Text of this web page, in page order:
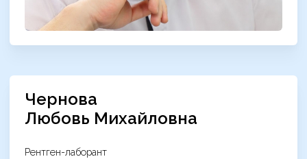
Чернова
Любовь Михайловна
Рентген-лаборант